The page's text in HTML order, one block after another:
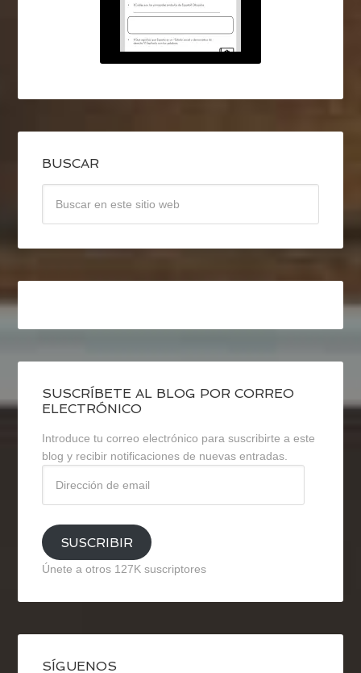
BUSCAR
SUSCRÍBETE AL BLOG POR CORREO
ELECTRÓNICO
Introduce tu correo electrónico para suscribirte a este
blog y recibir notificaciones de nuevas entradas.
email
SUSCRIBIR
Únete a otros 127K suscriptores
SÍGUENOS